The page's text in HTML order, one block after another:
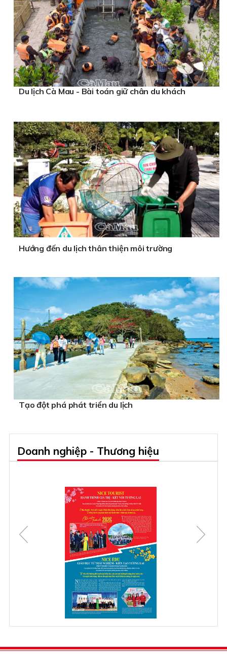
Du lịch Cà Mau - Bài toán giữ chân du khách
Hướng đến du lịch thân thiện môi trường
Tạo đột phá phát triển du lịch
Doanh nghiệp - Thương hiệu